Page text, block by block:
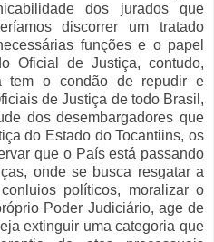
dos jurados que
discorrer um tratado
funções e o papel
Oficial de Justiça, contudo,
tem o condão de repudir e
de Justiça de todo Brasil,
dos desembargadores que
do Estado do Tocantiins, os
que o País está passando
onde se busca resgatar a
políticos, moralizar o
Poder Judiciário, age de
extinguir uma categoria que